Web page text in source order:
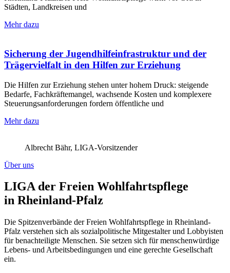
Städten, Landkreisen und
Mehr dazu
Sicherung der Jugendhilfeinfrastruktur und der
Trägervielfalt in den Hilfen zur Erziehung
Die Hilfen zur Erziehung stehen unter hohem Druck: steigende
Bedarfe, Fachkräftemangel, wachsende Kosten und komplexere
Steuerungsanforderungen fordern öffentliche und
Mehr dazu
Albrecht Bähr, LIGA-Vorsitzender
Über uns
LIGA der Freien Wohlfahrtspflege
in Rheinland-Pfalz
Die Spitzenverbände der Freien Wohlfahrtspflege in Rheinland-
Pfalz verstehen sich als sozialpolitische Mitgestalter und Lobbyisten
für benachteiligte Menschen. Sie setzen sich für menschenwürdige
Lebens- und Arbeitsbedingungen und eine gerechte Gesellschaft
ein.